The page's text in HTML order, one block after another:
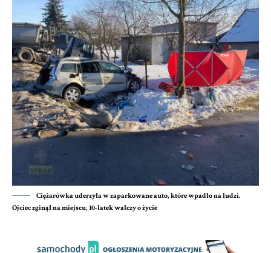
Ciężarówka uderzyła w zaparkowane auto, które wpadło na ludzi.
Ojciec zginął na miejscu, 10-latek walczy o życie